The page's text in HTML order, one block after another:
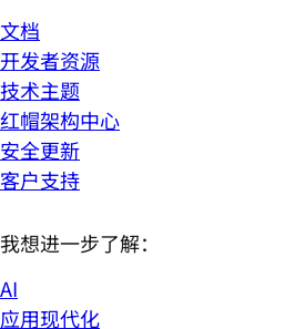
文档
开发者资源
技术主题
红帽架构中心
安全更新
客户支持
我想进一步了解：
AI
应用现代化